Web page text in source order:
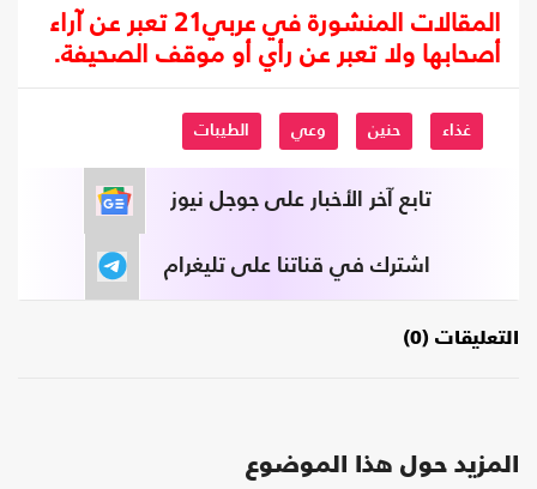
المقالات المنشورة في عربي21 تعبر عن آراء
أصحابها ولا تعبر عن رأي أو موقف الصحيفة.
غذاء حنين وعي الطيبات
تابع آخر الأخبار على جوجل نيوز
اشترك في قناتنا على تليغرام
التعليقات (0)
المزيد حول هذا الموضوع